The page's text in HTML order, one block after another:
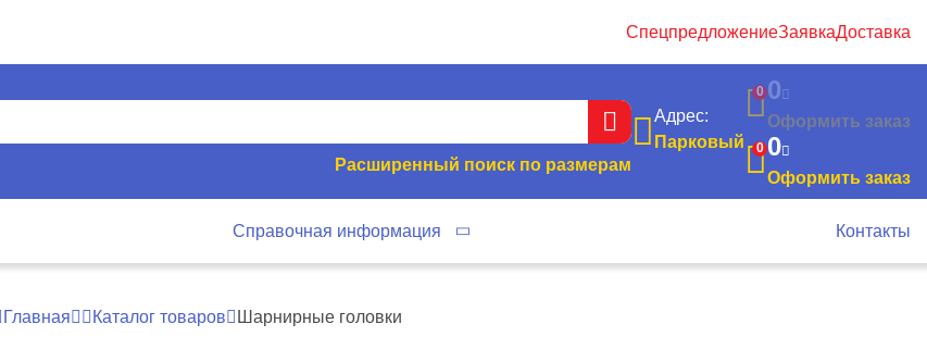
СпецпредложениеЗаявкаДоставка
Расширенный поиск по размерам
Адрес:
Парковый
0 0
Оформить заказ
0 0
Оформить заказ
Справочная информация Контакты
Главная Каталог товаров Шарнирные головки